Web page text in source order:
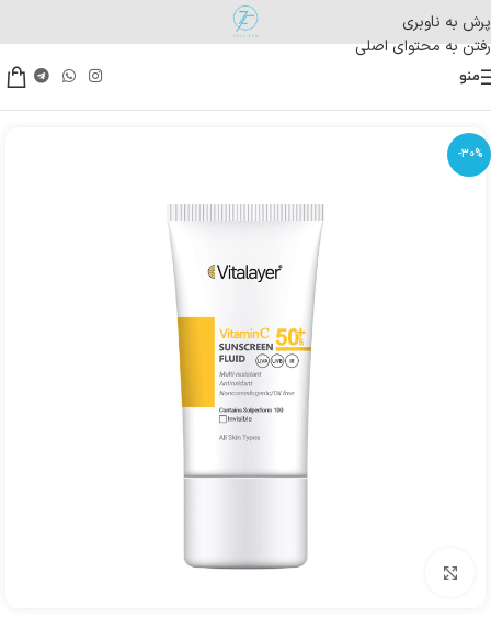
پرش به ناوبری
رفتن به محتوای اصلی
منو
-30%
برای بزرگنمایی کلیک کنید